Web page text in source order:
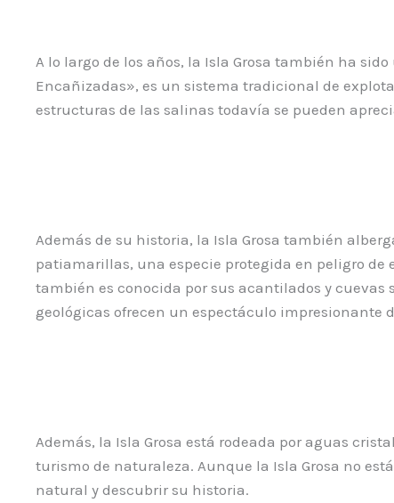
A lo largo de los años, la Isla Grosa también ha
Encañizadas», es un sistema tradicional de
estructuras de las salinas todavía se pueden
Además de su historia, la Isla Grosa también
patiamarillas, una especie protegida en peligro de
también es conocida por sus acantilados y
geológicas ofrecen un espectáculo impresionante
Además, la Isla Grosa está rodeada por aguas
turismo de naturaleza. Aunque la Isla Grosa no
natural y descubrir su historia.